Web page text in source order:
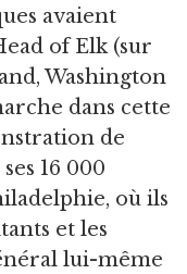
avaient
of Elk (sur
Washington
dans cette
de
16 000
où ils
et les
lui-même